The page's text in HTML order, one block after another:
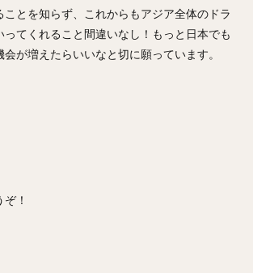
ことを知らず、これからもアジア全体のドラ
ってくれること間違いなし！もっと日本でも
が増えたらいいなと切に願っています。
！